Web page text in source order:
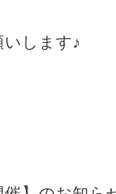
します♪